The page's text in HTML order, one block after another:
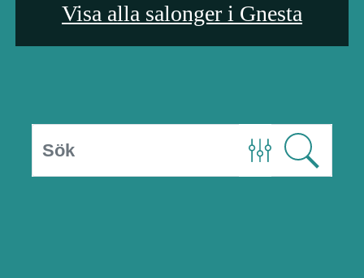
Visa alla salonger i Gnesta